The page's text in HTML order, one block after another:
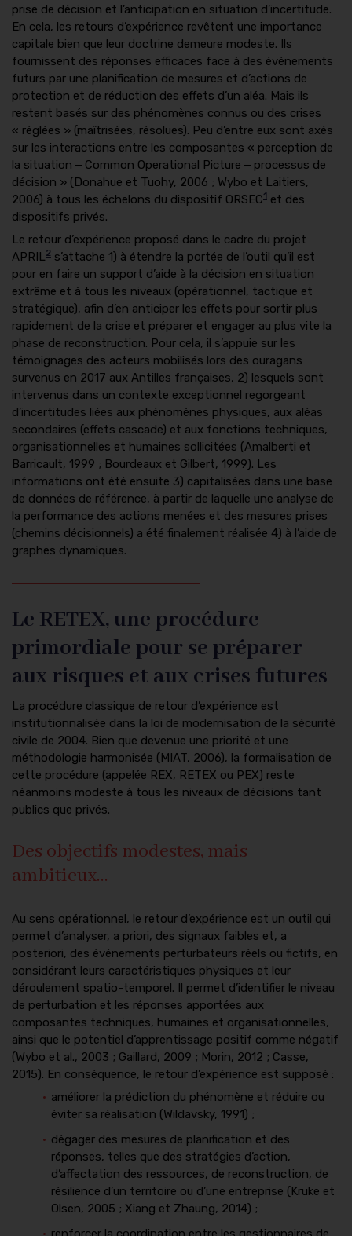
prise de décision et l’anticipation en situation d’incertitude.
En cela, les retours d’expérience revêtent une importance
capitale bien que leur doctrine demeure modeste. Ils
fournissent des réponses efficaces face à des événements
futurs par une planification de mesures et d’actions de
protection et de réduction des effets d’un aléa. Mais ils
restent basés sur des phénomènes connus ou des crises
« réglées » (maîtrisées, résolues). Peu d’entre eux sont axés
sur les interactions entre les composantes « perception de
la situation ‒ Common Operational Picture ‒ processus de
décision » (Donahue et Tuohy, 2006 ; Wybo et Laitiers,
2006) à tous les échelons du dispositif ORSEC1 et des
dispositifs privés.
Le retour d’expérience proposé dans le cadre du projet
APRIL2 s’attache 1) à étendre la portée de l’outil qu’il est
pour en faire un support d’aide à la décision en situation
extrême et à tous les niveaux (opérationnel, tactique et
stratégique), afin d’en anticiper les effets pour sortir plus
rapidement de la crise et préparer et engager au plus vite la
phase de reconstruction. Pour cela, il s’appuie sur les
témoignages des acteurs mobilisés lors des ouragans
survenus en 2017 aux Antilles françaises, 2) lesquels sont
intervenus dans un contexte exceptionnel regorgeant
d’incertitudes liées aux phénomènes physiques, aux aléas
secondaires (effets cascade) et aux fonctions techniques,
organisationnelles et humaines sollicitées (Amalberti et
Barricault, 1999 ; Bourdeaux et Gilbert, 1999). Les
informations ont été ensuite 3) capitalisées dans une base
de données de référence, à partir de laquelle une analyse de
la performance des actions menées et des mesures prises
(chemins décisionnels) a été finalement réalisée 4) à l’aide de
graphes dynamiques.
Le RETEX, une procédure
primordiale pour se préparer
aux risques et aux crises futures
La procédure classique de retour d’expérience est
institutionnalisée dans la loi de modernisation de la sécurité
civile de 2004. Bien que devenue une priorité et une
méthodologie harmonisée (MIAT, 2006), la formalisation de
cette procédure (appelée REX, RETEX ou PEX) reste
néanmoins modeste à tous les niveaux de décisions tant
publics que privés.
Des objectifs modestes, mais
ambitieux…
Au sens opérationnel, le retour d’expérience est un outil qui
permet d’analyser, a priori, des signaux faibles et, a
posteriori, des événements perturbateurs réels ou fictifs, en
considérant leurs caractéristiques physiques et leur
déroulement spatio-temporel. Il permet d’identifier le niveau
de perturbation et les réponses apportées aux
composantes techniques, humaines et organisationnelles,
ainsi que le potentiel d’apprentissage positif comme négatif
(Wybo et al., 2003 ; Gaillard, 2009 ; Morin, 2012 ; Casse,
2015). En conséquence, le retour d’expérience est supposé :
améliorer la prédiction du phénomène et réduire ou
éviter sa réalisation (Wildavsky, 1991) ;
dégager des mesures de planification et des
réponses, telles que des stratégies d’action,
d’affectation des ressources, de reconstruction, de
résilience d’un territoire ou d’une entreprise (Kruke et
Olsen, 2005 ; Xiang et Zhaung, 2014) ;